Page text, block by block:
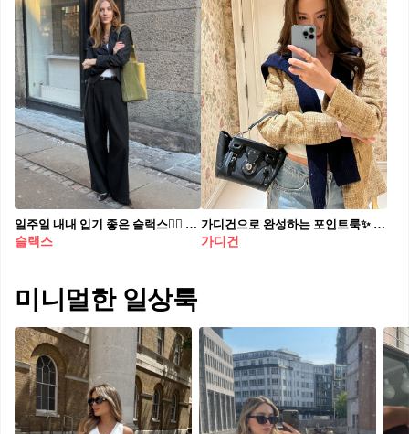
일주일 내내 입기 좋은 슬랙스👍🏻 아우터만 바꿔도 분위기가 달라지는 봄 코디, 활용해 보세요💡😉
슬랙스
가디건으로 완성하는 포인트룩✨ 요즘처럼 일교차가 큰 날에는 입고 벗기 편한 가디건이 정말 유용하죠. 특히 더운 낮에는 가디건을 묶어서 새로운 스타일로 변신할 수 있습니다. 가장 기본적인 스타일은 어깨에 두르는 것인데요. 요즘에는 자켓 위에 얹어 하나의 멋진 코디를 완성하기도 합니다. 또는 포인트가 되는 컬러의 가디건을 허리에 둘러 센스 있는 스타일링을 연출해 보세요!
가디건
미니멀한 일상룩